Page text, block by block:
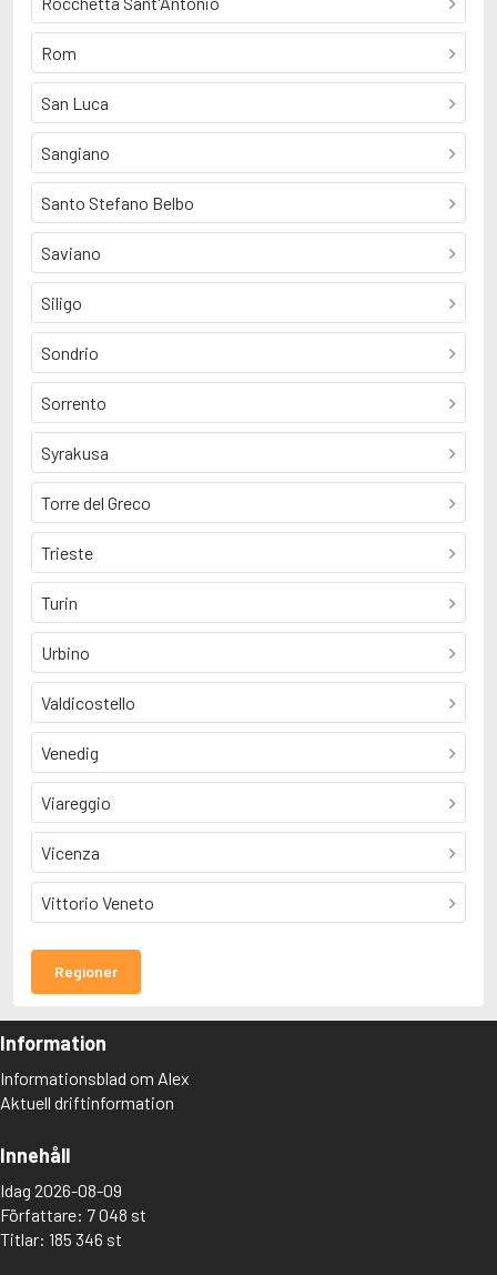
Rom
San Luca
Sangiano
Santo Stefano Belbo
Saviano
Siligo
Sondrio
Sorrento
Syrakusa
Torre del Greco
Trieste
Turin
Urbino
Valdicostello
Venedig
Viareggio
Vicenza
Vittorio Veneto
Regioner
Information
Informationsblad om Alex
Aktuell driftinformation
Innehåll
Idag 2026-08-09
Författare: 7 048 st
Titlar: 185 346 st